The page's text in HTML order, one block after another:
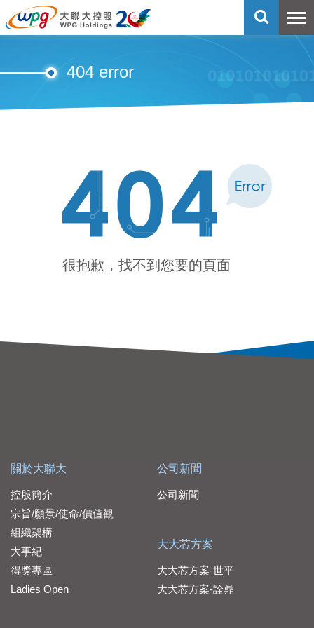
404 error
很抱歉，找不到您要的頁面
關於大聯大
控股簡介
宗旨/願景/使命/價值觀
組織架構
大事紀
得獎專區
Ladies Open
公司新聞
公司新聞
大大芯方案
大大芯方案-世平
大大芯方案-詮鼎